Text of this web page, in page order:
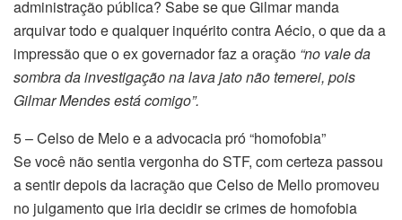
administração pública? Sabe se que Gilmar manda
arquivar todo e qualquer inquérito contra Aécio, o que da a
impressão que o ex governador faz a oração “no vale da
sombra da investigação na lava jato não temerei, pois
Gilmar Mendes está comigo”.
5 – Celso de Melo e a advocacia pró “homofobia”
Se você não sentia vergonha do STF, com certeza passou
a sentir depois da lacração que Celso de Mello promoveu
no julgamento que iria decidir se crimes de homofobia